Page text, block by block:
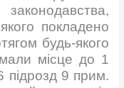
покладено
будь-якого
місце до 1
підрозд 9 прим.